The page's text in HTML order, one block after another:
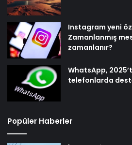
Instagram yeni
Zamanlanmış
zamanlanır?
WhatsApp,
telefonlarda
Popüler Haberler